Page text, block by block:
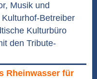
Musik und
Betreiber
Kulturbüro
den Tribute-
Rheinwasser für